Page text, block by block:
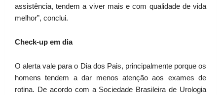
assistência, tendem a viver mais e com qualidade de vida
melhor”, conclui.
Check-up em dia
O alerta vale para o Dia dos Pais, principalmente porque os
homens tendem a dar menos atenção aos exames de
rotina. De acordo com a Sociedade Brasileira de Urologia